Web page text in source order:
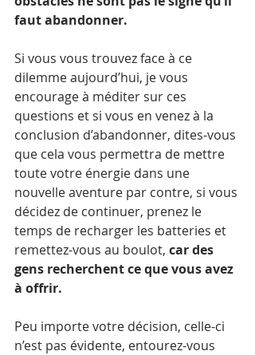
faut abandonner.
Si vous vous trouvez face à ce
dilemme aujourd’hui, je vous
encourage à méditer sur ces
questions et si vous en venez à la
conclusion d’abandonner, dites-vous
que cela vous permettra de mettre
toute votre énergie dans une
nouvelle aventure par contre, si vous
décidez de continuer, prenez le
temps de recharger les batteries et
remettez-vous au boulot, car des
gens recherchent ce que vous avez
à offrir.
Peu importe votre décision, celle-ci
n’est pas évidente, entourez-vous